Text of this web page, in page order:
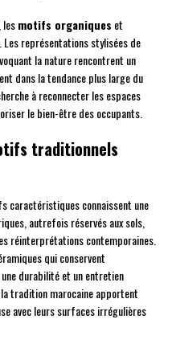
lesmotifs organiques et
représentations stylisées de
la nature rencontrent un
dans la tendance plus large du
à reconnecter les espaces
le bien-être des occupants.
traditionnels
caractéristiques connaissent une
autrefois réservés aux sols,
réinterprétations contemporaines.
qui conservent
durabilité et un entretien
tradition marocaine apportent
avec leurs surfaces irrégulières